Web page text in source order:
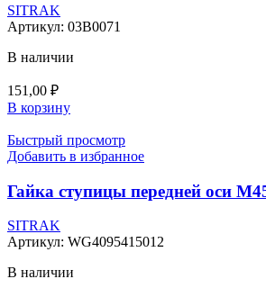
SITRAK
Артикул: 03B0071
В наличии
151,00 ₽
В корзину
Быстрый просмотр
Добавить в избранное
Гайка ступицы передней оси
SITRAK
Артикул: WG4095415012
В наличии